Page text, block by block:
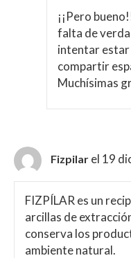
¡¡Pero
falta de
intentar estar
compartir
Muchísimas
Fizpilar el 19
FIZPÍLAR es un
arcillas de
conserva los
ambiente natural.